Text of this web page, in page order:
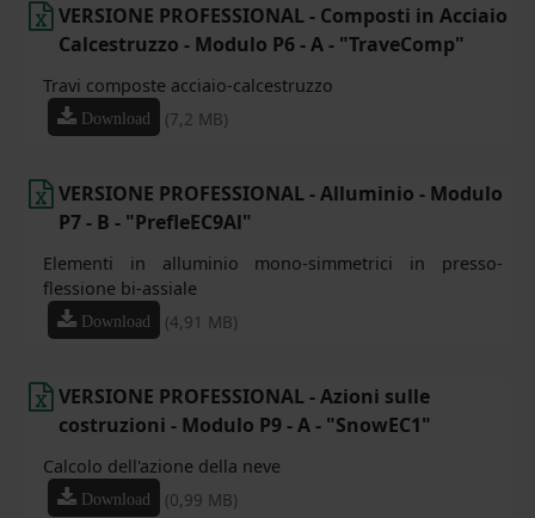
VERSIONE PROFESSIONAL - Composti in Acciaio
Calcestruzzo - Modulo P6 - A - "TraveComp"
Travi composte acciaio-calcestruzzo
Download (7,2 MB)
VERSIONE PROFESSIONAL - Alluminio - Modulo
P7 - B - "PrefleEC9Al"
Elementi in alluminio mono-simmetrici in presso-
flessione bi-assiale
Download (4,91 MB)
VERSIONE PROFESSIONAL - Azioni sulle
costruzioni - Modulo P9 - A - "SnowEC1"
Calcolo dell'azione della neve
Download (0,99 MB)